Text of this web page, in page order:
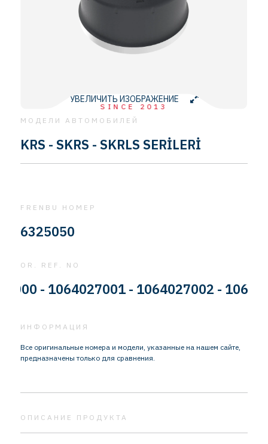
SINCE 2013
УВЕЛИЧИТЬ ИЗОБРАЖЕНИЕ
МОДЕЛИ АВТОМОБИЛЕЙ
KRS - SKRS - SKRLS SERİLERİ
FRENBU НОМЕР
6325050
OR. REF. NO
- 1064027001 - 1064027002 -
ИНФОРМАЦИЯ
Все оригинальные номера и модели, указанные на нашем сайте,
предназначены только для сравнения.
ОПИСАНИЕ ПРОДУКТА